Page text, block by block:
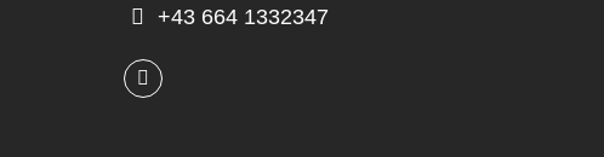
+43 664 1332347